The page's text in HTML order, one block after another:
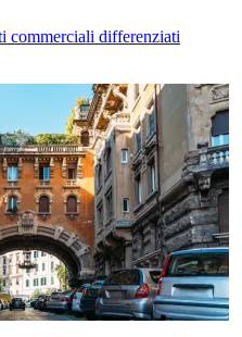
commerciali differenziati